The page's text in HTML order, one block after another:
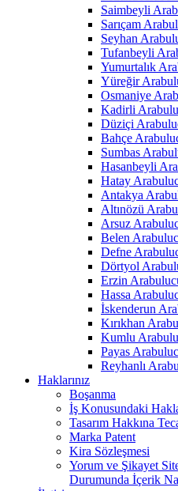
Saimbeyli
Sarıçam
Seyhan
Tufanbeyli
Yumurtalık
Yüreğir
Osmaniye
Kadirli
Düziçi
Bahçe
Sumbas
Hasanbeyli
Hatay
Antakya
Altınözü
Arsuz
Belen
Defne
Dörtyol
Erzin
Hassa
İskenderun
Kırıkhan
Kumlu
Payas
Reyhanlı
Haklarınız
Boşanma
İş Konusundaki
Tasarım Hakkına
Marka Patent
Kira Sözleşmesi
Yorum ve Şikayet
Durumunda İçerik